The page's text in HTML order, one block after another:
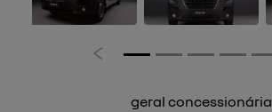
Anterior
geral concessionária